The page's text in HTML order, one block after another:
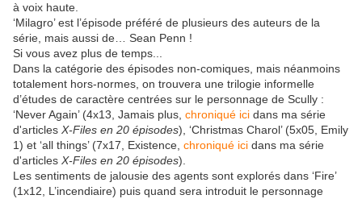
à voix haute.
‘Milagro’ est l’épisode préféré de plusieurs des auteurs de la
série, mais aussi de… Sean Penn !
Si vous avez plus de temps...
Dans la catégorie des épisodes non-comiques, mais néanmoins
totalement hors-normes, on trouvera une trilogie informelle
d’études de caractère centrées sur le personnage de Scully :
‘Never Again’ (4x13, Jamais plus, chroniqué ici dans ma série
d'articles X-Files en 20 épisodes), ‘Christmas Charol’ (5x05, Emily
1) et ‘all things’ (7x17, Existence, chroniqué ici dans ma série
d'articles X-Files en 20 épisodes).
Les sentiments de jalousie des agents sont explorés dans ‘Fire’
(1x12, L’incendiaire) puis quand sera introduit le personnage